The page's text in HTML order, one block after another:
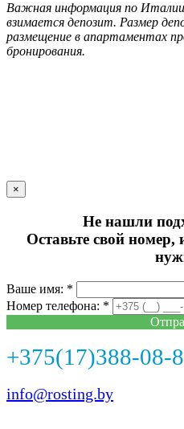
Важная информация по
взимается депозит. Размер
размещение в апартаментах
бронирования.
×
Не нашли
Оставьте свой
Ваше имя: *
Номер телефона: *
+375(17)388-08-
info@rosting.by